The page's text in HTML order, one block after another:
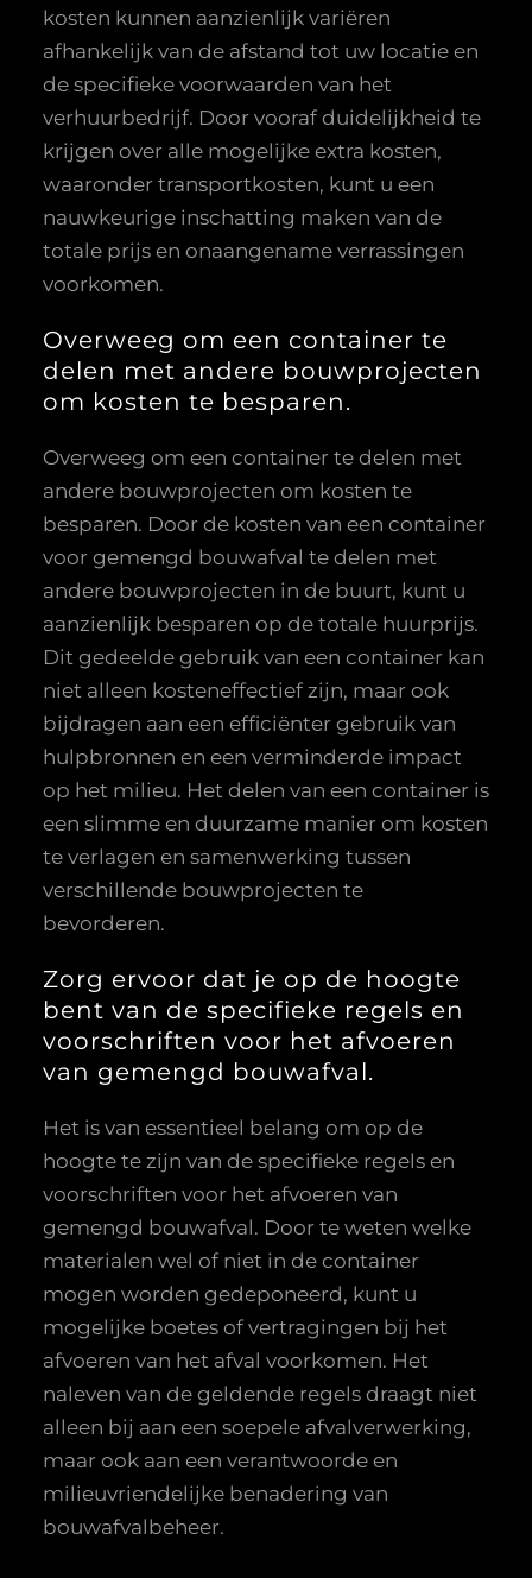
kosten kunnen aanzienlijk variëren
afhankelijk van de afstand tot uw locatie en
de specifieke voorwaarden van het
verhuurbedrijf. Door vooraf duidelijkheid te
krijgen over alle mogelijke extra kosten,
waaronder transportkosten, kunt u een
nauwkeurige inschatting maken van de
totale prijs en onaangename verrassingen
voorkomen.
Overweeg om een container te
delen met andere bouwprojecten
om kosten te besparen.
Overweeg om een container te delen met
andere bouwprojecten om kosten te
besparen. Door de kosten van een container
voor gemengd bouwafval te delen met
andere bouwprojecten in de buurt, kunt u
aanzienlijk besparen op de totale huurprijs.
Dit gedeelde gebruik van een container kan
niet alleen kosteneffectief zijn, maar ook
bijdragen aan een efficiënter gebruik van
hulpbronnen en een verminderde impact
op het milieu. Het delen van een container is
een slimme en duurzame manier om kosten
te verlagen en samenwerking tussen
verschillende bouwprojecten te
bevorderen.
Zorg ervoor dat je op de hoogte
bent van de specifieke regels en
voorschriften voor het afvoeren
van gemengd bouwafval.
Het is van essentieel belang om op de
hoogte te zijn van de specifieke regels en
voorschriften voor het afvoeren van
gemengd bouwafval. Door te weten welke
materialen wel of niet in de container
mogen worden gedeponeerd, kunt u
mogelijke boetes of vertragingen bij het
afvoeren van het afval voorkomen. Het
naleven van de geldende regels draagt niet
alleen bij aan een soepele afvalverwerking,
maar ook aan een verantwoorde en
milieuvriendelijke benadering van
bouwafvalbeheer.